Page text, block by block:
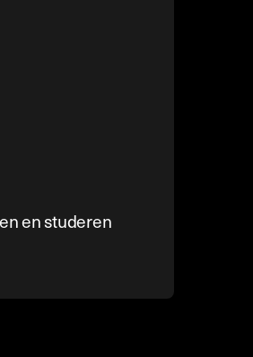
en studeren